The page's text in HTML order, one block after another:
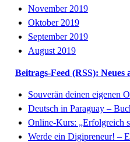
November 2019
Oktober 2019
September 2019
August 2019
Beitrags-Feed (RSS): Neues
Souverän deinen eigenen
Deutsch in Paraguay –
Online-Kurs: „Erfolgreich
Werde ein Digipreneur! –